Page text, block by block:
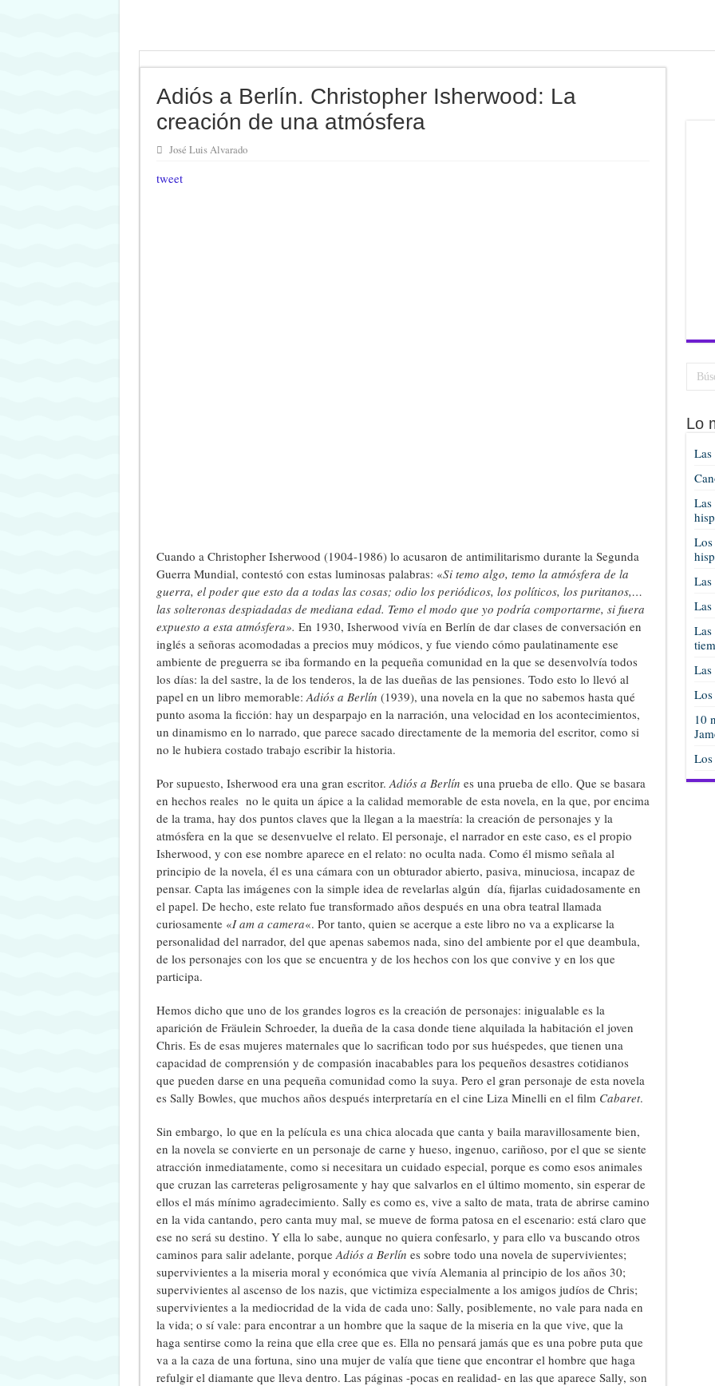
Adiós a Berlín. Christopher Isherwood: La
creación de una atmósfera
José Luis Alvarado
tweet
Cuando a Christopher Isherwood (1904-1986) lo acusaron de antimilitarismo durante la Segunda
Guerra Mundial, contestó con estas luminosas palabras: «Si temo algo, temo la atmósfera de la
guerra, el poder que esto da a todas las cosas; odio los periódicos, los políticos, los puritanos,…
las solteronas despiadadas de mediana edad. Temo el modo que yo podría comportarme, si fuera
expuesto a esta atmósfera». En 1930, Isherwood vivía en Berlín de dar clases de conversación en
inglés a señoras acomodadas a precios muy módicos, y fue viendo cómo paulatinamente ese
ambiente de preguerra se iba formando en la pequeña comunidad en la que se desenvolvía todos
los días: la del sastre, la de los tenderos, la de las dueñas de las pensiones. Todo esto lo llevó al
papel en un libro memorable:Adiós a Berlín (1939), una novela en la que no sabemos hasta qué
punto asoma la ficción: hay un desparpajo en la narración, una velocidad en los acontecimientos,
un dinamismo en lo narrado, que parece sacado directamente de la memoria del escritor, como si
no le hubiera costado trabajo escribir la historia.
Por supuesto, Isherwood era una gran escritor.Adiós a Berlín es una prueba de ello. Que se basara
en hechos reales no le quita un ápice a la calidad memorable de esta novela, en la que, por encima
de la trama, hay dos puntos claves que la llegan a la maestría: la creación de personajes y la
atmósfera en la que se desenvuelve el relato. El personaje, el narrador en este caso, es el propio
Isherwood, y con ese nombre aparece en el relato: no oculta nada. Como él mismo señala al
principio de la novela, él es una cámara con un obturador abierto, pasiva, minuciosa, incapaz de
pensar. Capta las imágenes con la simple idea de revelarlas algún día, fijarlas cuidadosamente en
el papel. De hecho, este relato fue transformado años después en una obra teatral llamada
curiosamente «I am a camera«. Por tanto, quien se acerque a este libro no va a explicarse la
personalidad del narrador, del que apenas sabemos nada, sino del ambiente por el que deambula,
de los personajes con los que se encuentra y de los hechos con los que convive y en los que
participa.
Hemos dicho que uno de los grandes logros es la creación de personajes: inigualable es la
aparición de Fräulein Schroeder, la dueña de la casa donde tiene alquilada la habitación el joven
Chris. Es de esas mujeres maternales que lo sacrifican todo por sus huéspedes, que tienen una
capacidad de comprensión y de compasión inacabables para los pequeños desastres cotidianos
que pueden darse en una pequeña comunidad como la suya. Pero el gran personaje de esta novela
es Sally Bowles, que muchos años después interpretaría en el cine Liza Minelli en el film Cabaret.
Sin embargo, lo que en la película es una chica alocada que canta y baila maravillosamente bien,
en la novela se convierte en un personaje de carne y hueso, ingenuo, cariñoso, por el que se siente
atracción inmediatamente, como si necesitara un cuidado especial, porque es como esos animales
que cruzan las carreteras peligrosamente y hay que salvarlos en el último momento, sin esperar de
ellos el más mínimo agradecimiento. Sally es como es, vive a salto de mata, trata de abrirse camino
en la vida cantando, pero canta muy mal, se mueve de forma patosa en el escenario: está claro que
ese no será su destino. Y ella lo sabe, aunque no quiera confesarlo, y para ello va buscando otros
caminos para salir adelante, porqueAdiós a Berlín es sobre todo una novela de supervivientes;
supervivientes a la miseria moral y económica que vivía Alemania al principio de los años 30;
supervivientes al ascenso de los nazis, que victimiza especialmente a los amigos judíos de Chris;
supervivientes a la mediocridad de la vida de cada uno: Sally, posiblemente, no vale para nada en
la vida; o sí vale: para encontrar a un hombre que la saque de la miseria en la que vive, que la
haga sentirse como la reina que ella cree que es. Ella no pensará jamás que es una pobre puta que
va a la caza de una fortuna, sino una mujer de valía que tiene que encontrar el hombre que haga
refulgir el diamante que lleva dentro. Las páginas -pocas en realidad- en las que aparece Sally, son
Lo
Las
Los
Las
Las
Las
Las
Los
10
Los